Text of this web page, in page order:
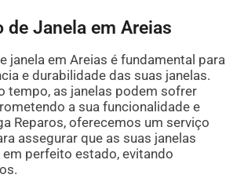
de Janela em Areias
janela em Areias é fundamental para
e durabilidade das suas janelas.
tempo, as janelas podem sofrer
a sua funcionalidade e
Reparos, oferecemos um serviço
assegurar que as suas janelas
perfeito estado, evitando